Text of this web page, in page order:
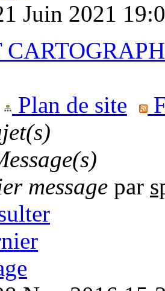
Juin 2021
Plan de site
message par